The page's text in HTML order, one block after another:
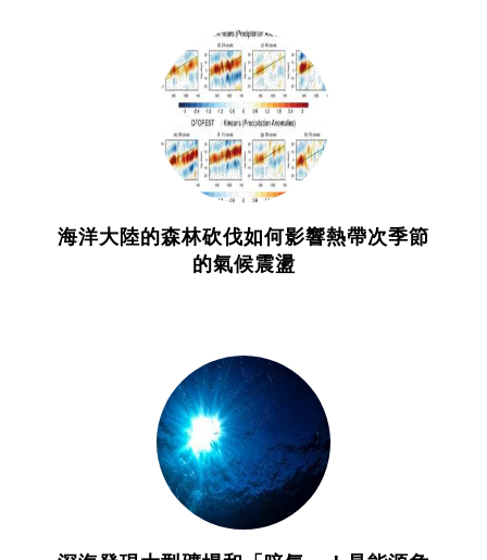
海洋大陸的森林砍伐如何影響熱帶次季節
的氣候震盪